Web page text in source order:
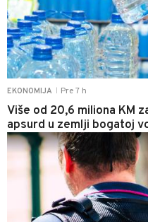
EKONOMIJA Pre 7 h
Više od 20,6 miliona KM
apsurd u zemlji bogatoj